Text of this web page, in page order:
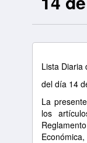
Lista Diaria
del día 14
La
los